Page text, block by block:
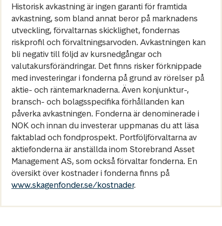
Historisk avkastning är ingen garanti för framtida
avkastning, som bland annat beror på marknadens
utveckling, förvaltarnas skicklighet, fondernas
riskprofil och förvaltningsarvoden. Avkastningen kan
bli negativ till följd av kursnedgångar och
valutakursförändringar. Det finns risker förknippade
med investeringar i fonderna på grund av rörelser på
aktie- och räntemarknaderna. Även konjunktur-,
bransch- och bolagsspecifika förhållanden kan
påverka avkastningen. Fonderna är denominerade i
NOK och innan du investerar uppmanas du att läsa
faktablad och fondprospekt. Portföljförvaltarna av
aktiefonderna är anställda inom Storebrand Asset
Management AS, som också förvaltar fonderna. En
översikt över kostnader i fonderna finns på
www.skagenfonder.se/kostnader.